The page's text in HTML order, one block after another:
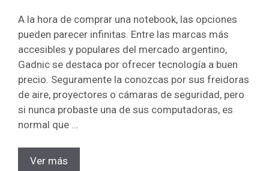
A la hora de comprar una notebook, las opciones
pueden parecer infinitas. Entre las marcas más
accesibles y populares del mercado argentino,
Gadnic se destaca por ofrecer tecnología a buen
precio. Seguramente la conozcas por sus freidoras
de aire, proyectores o cámaras de seguridad, pero
si nunca probaste una de sus computadoras, es
normal que …
Ver más